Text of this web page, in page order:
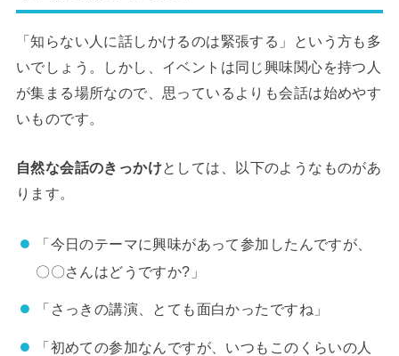
「知らない人に話しかけるのは緊張する」という方も多
いでしょう。しかし、イベントは同じ興味関心を持つ人
が集まる場所なので、思っているよりも会話は始めやす
いものです。
自然な会話のきっかけとしては、以下のようなものがあ
ります。
「今日のテーマに興味があって参加したんですが、
〇〇さんはどうですか?」
「さっきの講演、とても面白かったですね」
「初めての参加なんですが、いつもこのくらいの人